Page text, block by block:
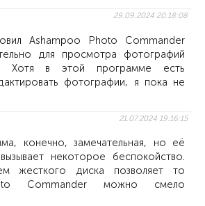
29.09.2024 20:18:08
Ashampoo Photo Commander
для просмотра фотографий
Хотя в этой программе есть
фотографии, я пока не
21.07.2024 19:16:15
конечно, замечательная, но её
некоторое беспокойство.
жесткого диска позволяет то
Commander можно смело